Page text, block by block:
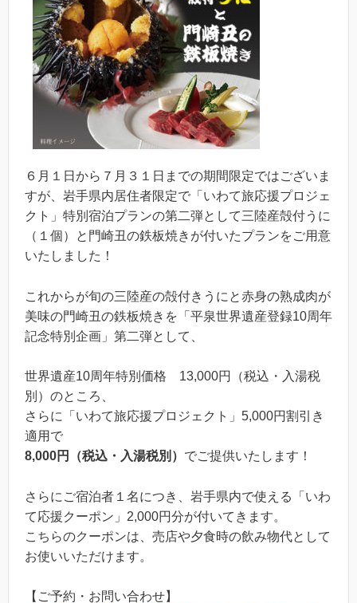
６月１日から７月３１日までの期間限定ではございま
すが、岩手県内居住者限定で「いわて旅応援プロジェ
クト」特別宿泊プランの第二弾として三陸産殻付うに
（１個）と門崎丑の鉄板焼きが付いたプランをご用意
いたしました！
これからが旬の三陸産の殻付きうにと赤身の熟成肉が
美味の門崎丑の鉄板焼きを「平泉世界遺産登録10周年
記念特別企画」第二弾として、
世界遺産10周年特別価格 13,000円（税込・入湯税
別）のところ、
さらに「いわて旅応援プロジェクト」5,000円割引き
適用で
8,000円（税込・入湯税別） でご提供いたします！
さらにご宿泊者１名につき、岩手県内で使える「いわ
て応援クーポン」2,000円分が付いてきます。
こちらのクーポンは、売店や夕食時の飲み物代として
お使いいただけます。
【ご予約・お問い合わせ】